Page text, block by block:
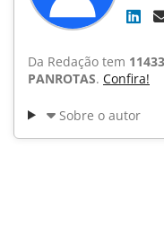
Da Redação tem 11433
PANROTAS. Confira!
Sobre o autor